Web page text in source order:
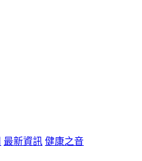
最新資訊 健康之音